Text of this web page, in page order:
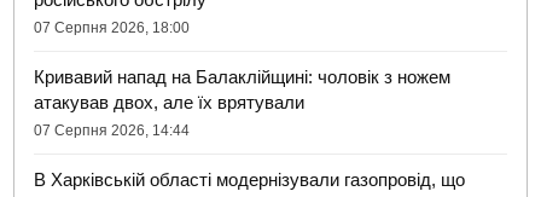
07 Серпня 2026, 18:00
Кривавий напад на Балаклійщині: чоловік з ножем
атакував двох, але їх врятували
07 Серпня 2026, 14:44
В Харківській області модернізували газопровід, що